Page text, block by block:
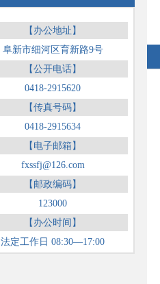
【办公地址】
阜新市细河区育新路9号
【公开电话】
0418-2915620
【传真号码】
0418-2915634
【电子邮箱】
fxssfj@126.com
【邮政编码】
123000
【办公时间】
法定工作日 08:30—17:00